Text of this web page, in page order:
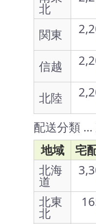
北
関東
信越
北陸
配送分類 …
地域
宅
北海
道
北東
北